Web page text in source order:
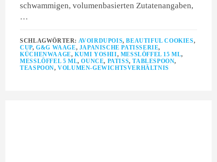
schwammigen, volumenbasierten Zutatenangaben,
…
SCHLAGWÖRTER: AVOIRDUPOIS,BEAUTIFUL COOKIES,
CUP,G&G WAAGE, JAPANISCHE PATISSERIE,
KÜCHENWAAGE,KUMI YOSHII, MESSLÖFFEL 15 ML,
MESSLÖFFEL 5 ML,OUNCE, PATISS,TABLESPOON,
TEASPOON,VOLUMEN-GEWICHTSVERHÄLTNIS